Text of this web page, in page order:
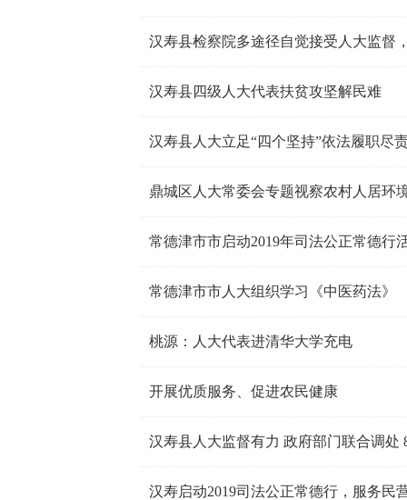
汉寿县检察院多途径自觉接受人大监督
汉寿县四级人大代表扶贫攻坚解民难
汉寿县人大立足“四个坚持”依法履职尽
鼎城区人大常委会专题视察农村人居环
常德津市市启动2019年司法公正常德行
常德津市市人大组织学习《中医药法》
桃源：人大代表进清华大学充电
开展优质服务、促进农民健康
汉寿县人大监督有力 政府部门联合调处
汉寿启动2019司法公正常德行，服务民